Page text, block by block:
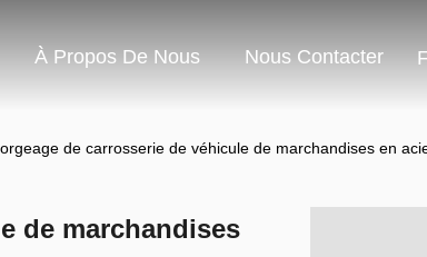
À Propos De Nous Nous Contacter
de carrosserie de véhicule de marchandises en
de marchandises